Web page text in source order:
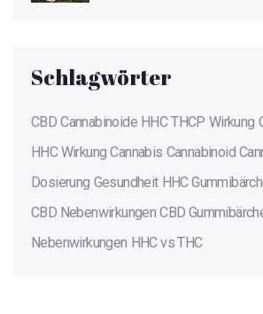
Schlagwörter
CBD Cannabinoide HHC THCP Wirkung
HHC Wirkung Cannabis Cannabinoid
Dosierung Gesundheit HHC
CBD Nebenwirkungen CBD
Nebenwirkungen HHC vs THC